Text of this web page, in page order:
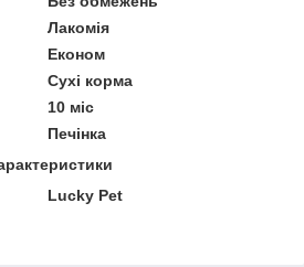
Лакомія
Економ
Сухі корма
10 міс
Печінка
Lucky Pet